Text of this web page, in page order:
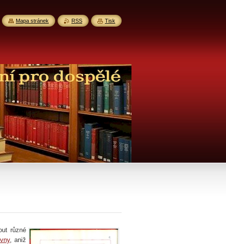
různé
, aniž
Mapa stránek RSS Tisk